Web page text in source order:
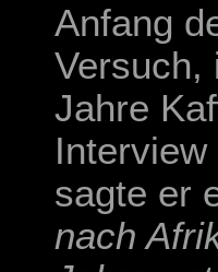
Anfang
Versuch,
Jahre
sagte er
nach